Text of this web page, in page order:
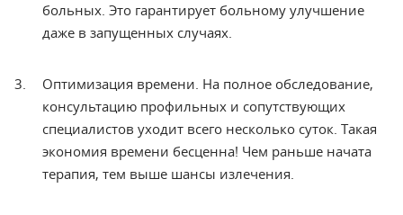
больных. Это гарантирует больному улучшение
даже в запущенных случаях.
Оптимизация времени. На полное обследование,
консультацию профильных и сопутствующих
специалистов уходит всего несколько суток. Такая
экономия времени бесценна! Чем раньше начата
терапия, тем выше шансы излечения.